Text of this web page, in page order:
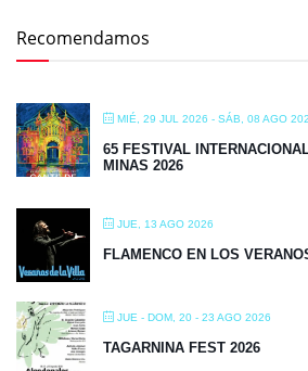
Recomendamos
MIÉ, 29 JUL 2026 - SÁB, 08 AGO
65 FESTIVAL
MINAS 2026
JUE, 13 AGO 2026
FLAMENCO EN LOS
JUE - DOM, 20 - 23 AGO 2026
TAGARNINA FEST 2026